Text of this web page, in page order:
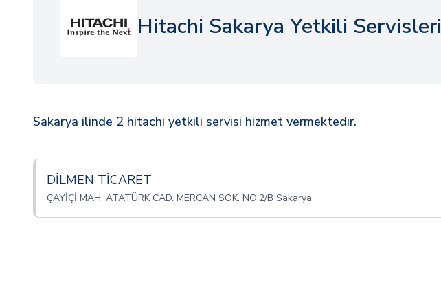
Hitachi Sakarya Yetkili Servisleri
Sakarya ilinde 2 hitachi yetkili servisi hizmet vermektedir.
DİLMEN TİCARET
ÇAYİÇİ MAH. ATATÜRK CAD. MERCAN SOK. NO:2/B Sakarya